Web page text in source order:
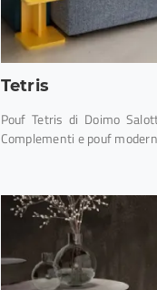
Tetris
Pouf Tetris di Doimo
Complementi e pouf